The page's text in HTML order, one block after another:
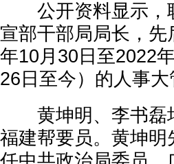
公开资料显示，
宣部干部局局长，
年10月30日至2022
26日至今）的人事大
黄坤明、李书磊
福建帮要员。黄坤